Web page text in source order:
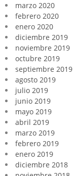
marzo 2020
febrero 2020
enero 2020
diciembre 2019
noviembre 2019
octubre 2019
septiembre 2019
agosto 2019
julio 2019
junio 2019
mayo 2019
abril 2019
marzo 2019
febrero 2019
enero 2019
diciembre 2018